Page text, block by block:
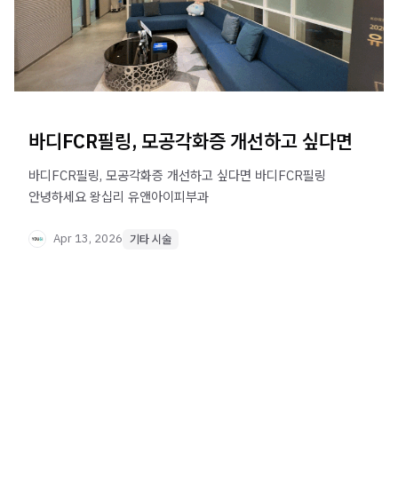
바디FCR필링, 모공각화증 개선하고 싶다면
바디FCR필링, 모공각화증 개선하고 싶다면 바디FCR필링
안녕하세요 왕십리 유앤아이피부과
Apr 13, 2026 기타 시술